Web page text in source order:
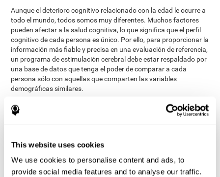
This website uses cookies
We use cookies to personalise content and ads, to
provide social media features and to analyse our traffic.
Aunque el deterioro cognitivo relacionado con la edad le ocurre a
todo el mundo, todos somos muy diferentes. Muchos factores
pueden afectar a la salud cognitiva, lo que significa que el perfil
cognitivo de cada persona es único. Por ello, para proporcionar la
información más fiable y precisa en una evaluación de referencia,
un programa de estimulación cerebral debe estar respaldado por
una base de datos que tenga el poder de comparar a cada
persona sólo con aquellas que comparten las variables
demográficas similares.
La base de datos de CogniFit contiene información recopilada de
más de 4.000.000 de usuarios que se caracterizan por diversas
cerebral de CogniFit pueden recurrir a ella para retroalimentarse y
sofisticada puntuación y clasificación de las habilidades permite
una sólida base para crear un entrenamiento cognitivo bien